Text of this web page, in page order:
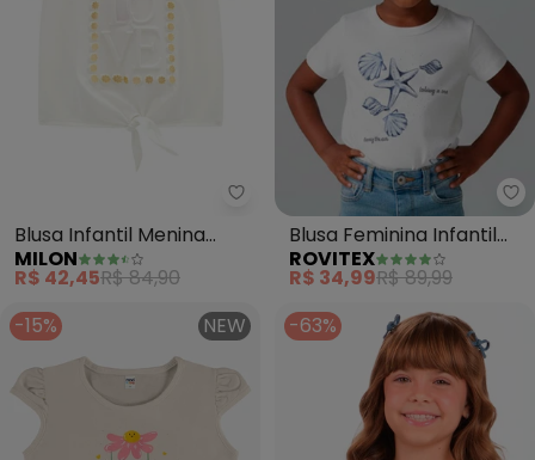
Milon - Blusa Infantil Menina
Blusa Infantil Menina
Estampa (Off White)
MILON
R$ 42,45R$ 84,90
Blusa Feminina Infantil
Estampada (Bege)
ROVITEX
R$ 34,99R$ 89,99
-15%
NEW -63%